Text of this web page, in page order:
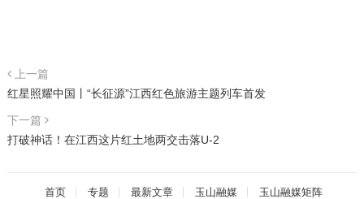
上一篇
红星照耀中国丨“长征源”江西红色旅游主题列车首发
下一篇
打破神话！在江西这片红土地两交击落U-2
首页 专题 最新文章 玉山融媒 玉山融媒矩阵